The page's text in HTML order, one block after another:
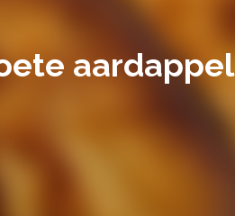
aardappel